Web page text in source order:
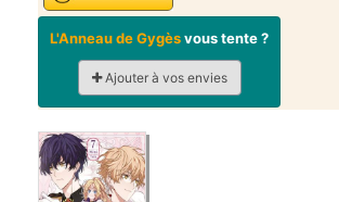
L'Anneau de Gygèsvous tente ?
Ajouter à vos envies